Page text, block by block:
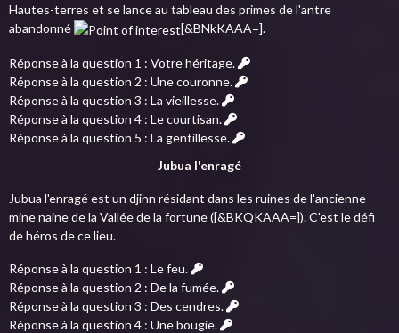
Hautes-terres et se lance au tableau des primes de l'antre
abandonné
[&BNkKAAA=].
Réponse à la question 1 : Votre héritage.
Réponse à la question 2 : Une couronne.
Réponse à la question 3 : La vieillesse.
Réponse à la question 4 : Le courtisan.
Réponse à la question 5 : La gentillesse.
Jubua l'enragé
Jubua l'enragé est un djinn résidant dans les ruines de l'ancienne
mine naine de la Vallée de la fortune ([&BKQKAAA=]). C'est le défi
de héros de ce lieu.
Réponse à la question 1 : Le feu.
Réponse à la question 2 : De la fumée.
Réponse à la question 3 : Des cendres.
Réponse à la question 4 : Une bougie.